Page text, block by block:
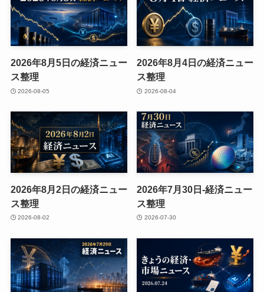
2026年8月5日の経済ニュー
ス整理
2026-08-05
2026年8月4日の経済ニュー
ス整理
2026-08-04
2026年8月2日の経済ニュー
ス整理
2026-08-02
2026年7月30日-経済ニュー
ス整理
2026-07-30